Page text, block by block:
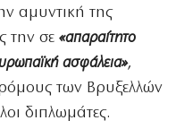
αμυντική της
την σε «απαραίτητο
ασφάλεια»,
των Βρυξελλών
διπλωμάτες.